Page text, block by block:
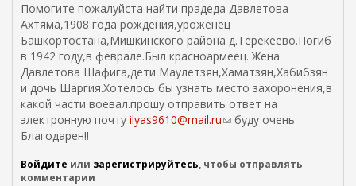
Помогите пожалуйста найти прадеда Давлетова
Ахтяма,1908 года рождения,уроженец
Башкортостана,Мишкинского района д.Терекеево.Погиб
в 1942 году,в феврале.Был красноармеец. Жена
Давлетова Шафига,дети Маулетзян,Хаматзян,Хабибзян
и дочь Шаргия.Хотелось бы узнать место захоронения,в
какой части воевал.прошу отправить ответ на
электронную почту ilyas9610@mail.ru(
ы
буду очень
Благодарен!!
Войдите или зарегистрируйтесь, чтобы отправлять
комментарии